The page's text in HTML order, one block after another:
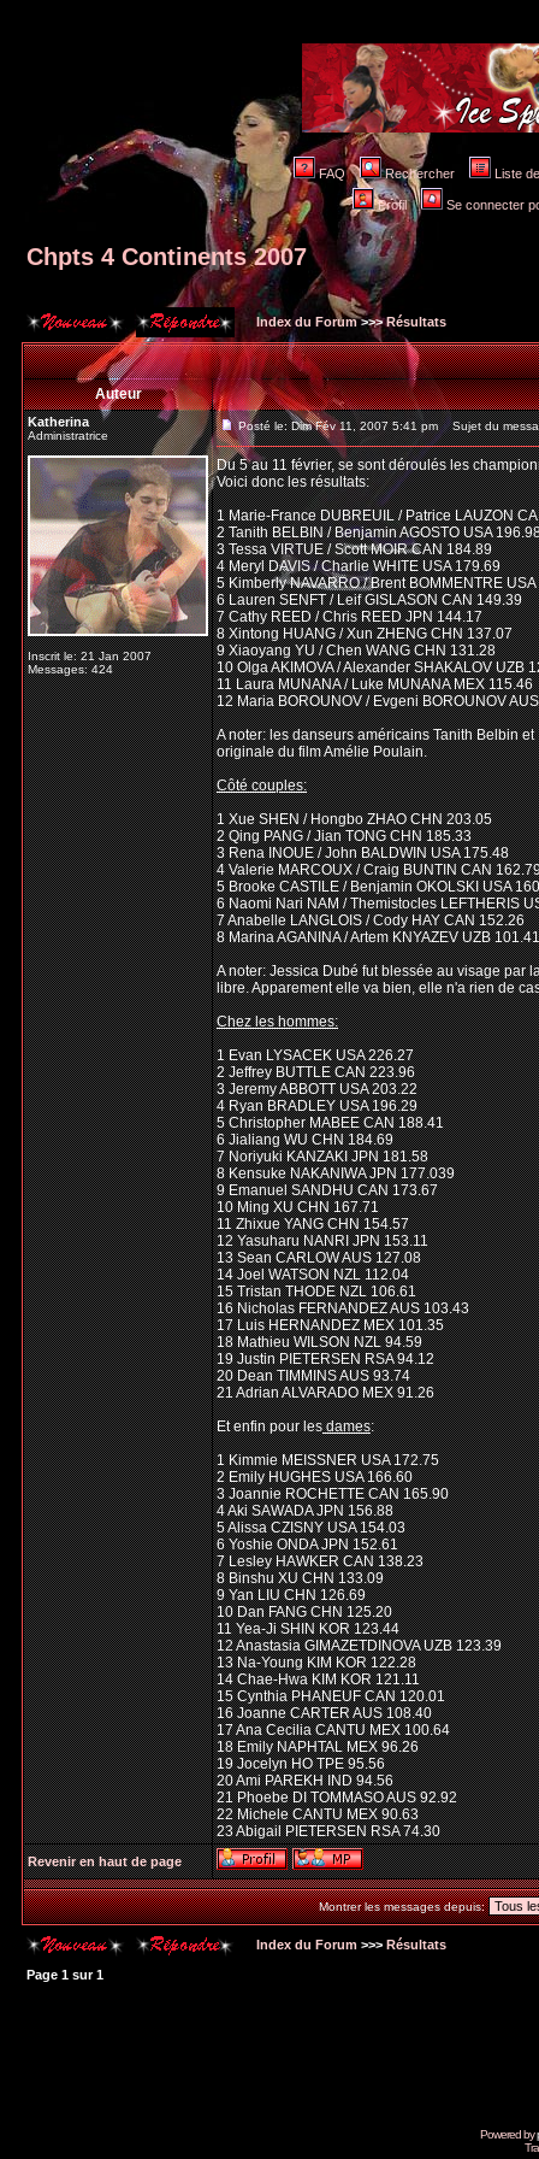
FAQ Rechercher Liste
Profil Se connecter
Chpts 4 Continents 2007
Index du Forum>>>Résultats
Auteur
Katherina
Administratrice
Inscrit le: 21 Jan 2007
Messages: 424
Posté le: Dim Fév 11, 2007 5:41 pm Sujet du
Du 5 au 11 février, se sont déroulés les
Voici donc les résultats:
1 Marie-France DUBREUIL / Patrice LAUZON
2 Tanith BELBIN / Benjamin AGOSTO USA
3 Tessa VIRTUE / Scott MOIR CAN 184.89
4 Meryl DAVIS / Charlie WHITE USA 179.69
5 Kimberly NAVARRO / Brent BOMMENTRE
6 Lauren SENFT / Leif GISLASON CAN 149.39
7 Cathy REED / Chris REED JPN 144.17
8 Xintong HUANG / Xun ZHENG CHN 137.07
9 Xiaoyang YU / Chen WANG CHN 131.28
10 Olga AKIMOVA / Alexander SHAKALOV UZB
11 Laura MUNANA / Luke MUNANA MEX 115.46
12 Maria BOROUNOV / Evgeni BOROUNOV
A noter: les danseurs américains Tanith Belbin
originale du film Amélie Poulain.
Côté couples:
1 Xue SHEN / Hongbo ZHAO CHN 203.05
2 Qing PANG / Jian TONG CHN 185.33
3 Rena INOUE / John BALDWIN USA 175.48
4 Valerie MARCOUX / Craig BUNTIN CAN
5 Brooke CASTILE / Benjamin OKOLSKI USA
6 Naomi Nari NAM / Themistocles LEFTHERIS
7 Anabelle LANGLOIS / Cody HAY CAN 152.26
8 Marina AGANINA / Artem KNYAZEV UZB 101.41
A noter: Jessica Dubé fut blessée au visage par
libre. Apparement elle va bien, elle n'a rien de
Chez les hommes:
1 Evan LYSACEK USA 226.27
2 Jeffrey BUTTLE CAN 223.96
3 Jeremy ABBOTT USA 203.22
4 Ryan BRADLEY USA 196.29
5 Christopher MABEE CAN 188.41
6 Jialiang WU CHN 184.69
7 Noriyuki KANZAKI JPN 181.58
8 Kensuke NAKANIWA JPN 177.039
9 Emanuel SANDHU CAN 173.67
10 Ming XU CHN 167.71
11 Zhixue YANG CHN 154.57
12 Yasuharu NANRI JPN 153.11
13 Sean CARLOW AUS 127.08
14 Joel WATSON NZL 112.04
15 Tristan THODE NZL 106.61
16 Nicholas FERNANDEZ AUS 103.43
17 Luis HERNANDEZ MEX 101.35
18 Mathieu WILSON NZL 94.59
19 Justin PIETERSEN RSA 94.12
20 Dean TIMMINS AUS 93.74
21 Adrian ALVARADO MEX 91.26
Et enfin pour lesdames:
1 Kimmie MEISSNER USA 172.75
2 Emily HUGHES USA 166.60
3 Joannie ROCHETTE CAN 165.90
4 Aki SAWADA JPN 156.88
5 Alissa CZISNY USA 154.03
6 Yoshie ONDA JPN 152.61
7 Lesley HAWKER CAN 138.23
8 Binshu XU CHN 133.09
9 Yan LIU CHN 126.69
10 Dan FANG CHN 125.20
11 Yea-Ji SHIN KOR 123.44
12 Anastasia GIMAZETDINOVA UZB 123.39
13 Na-Young KIM KOR 122.28
14 Chae-Hwa KIM KOR 121.11
15 Cynthia PHANEUF CAN 120.01
16 Joanne CARTER AUS 108.40
17 Ana Cecilia CANTU MEX 100.64
18 Emily NAPHTAL MEX 96.26
19 Jocelyn HO TPE 95.56
20 Ami PAREKH IND 94.56
21 Phoebe DI TOMMASO AUS 92.92
22 Michele CANTU MEX 90.63
23 Abigail PIETERSEN RSA 74.30
Revenir en haut de page
Montrer les messages depuis:
Index du Forum >>> Résultats
Page 1 sur1
Powered by